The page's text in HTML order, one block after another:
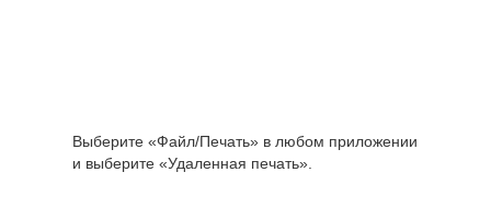
Выберите «Файл/Печать» в любом приложении
и выберите «Удаленная печать».